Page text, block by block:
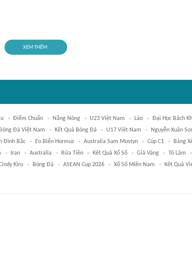
XEM THÊM
Điểm Chuẩn Nắng Nóng U23 Việt Nam Lào Đại Học Bách
Bóng Đá Việt Nam Kết Quả Bóng Đá U17 Việt Nam Nguyễn Xuân
Đình Bắc Eo Biển Hormuz Australia Sam Mostyn Cúp C1 Bảng
Iran Australia Rửa Tiền Kết Quả Xổ Số Giá Vàng Tô Lâm
Kiro Bóng Đá ASEAN Cup 2026 Xổ Số Miền Nam Kết Quả